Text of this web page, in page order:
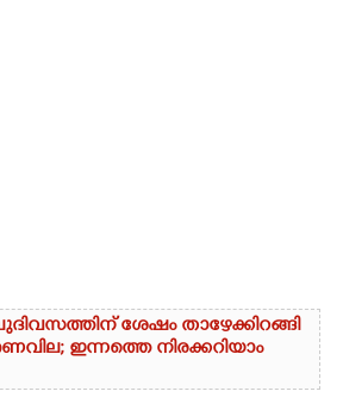
ശേഷം താഴേക്കിറങ്ങി
ഇന്നത്തെ നിരക്കറിയാം